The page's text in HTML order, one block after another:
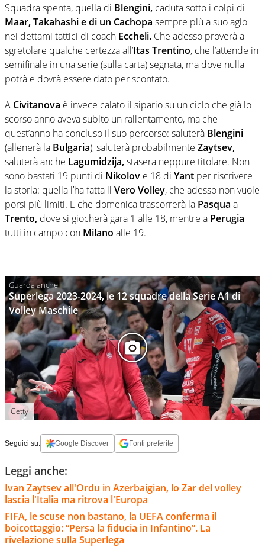
Squadra spenta, quella di Blengini, caduta sotto i colpi di
Maar, Takahashi e di un Cachopa sempre più a suo agio
nei dettami tattici di coach Eccheli. Che adesso proverà a
sgretolare qualche certezza all’Itas Trentino, che l’attende in
semifinale in una serie (sulla carta) segnata, ma dove nulla
potrà e dovrà essere dato per scontato.
A Civitanova è invece calato il sipario su un ciclo che già lo
scorso anno aveva subito un rallentamento, ma che
quest’anno ha concluso il suo percorso: saluterà Blengini
(allenerà la Bulgaria), saluterà probabilmente Zaytsev,
saluterà anche Lagumidzija,stasera neppure titolare. Non
sono bastati 19 punti di Nikolov e 18 di Yant per riscrivere
la storia: quella l’ha fatta il Vero Volley, che adesso non vuole
porsi più limiti. E che domenica trascorrerà la Pasqua a
Trento, dove si giocherà gara 1 alle 18, mentre a Perugia
tutti in campo con Milano alle 19.
Superlega 2023-2024, le 12 squadre della Serie A1 di
Volley Maschile
Getty
Seguici su: Google Discover Fonti preferite
Leggi anche:
Ivan Zaytsev all'Ordu in Azerbaigian, lo Zar del volley
lascia l'Italia ma ritrova l'Europa
FIFA, le scuse non bastano, la UEFA conferma il
boicottaggio: “Persa la fiducia in Infantino”. La
rivelazione sulla Superlega